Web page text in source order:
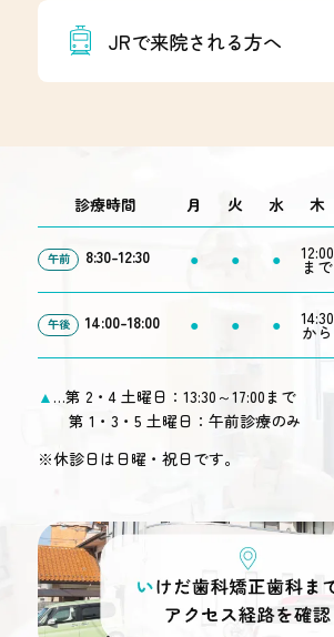
JRで来院される方へ
診療時間 月 火 水 木
午前 8:30-12:30 ● ● ● 12:00
まで
午後 14:00-18:00 ● ● ● 14:30
から
▲ …第 2・4 土曜日：13:30～17:00まで
第 1・3・5 土曜日：午前診療のみ
※休診日は日曜・祝日です。